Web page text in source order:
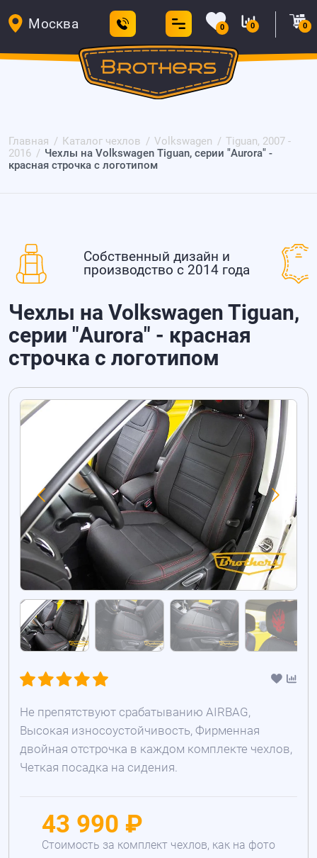
Москва 0 0 0
Главная Каталог чехлов Volkswagen
Tiguan, 2007 -
2016
Чехлы на Volkswagen Tiguan, серии "Aurora" -
красная строчка с логотипом
Собственный дизайн и
производство с 2014 года
Чехлы на Volkswagen Tiguan,
серии "Aurora" - красная
строчка с логотипом
Не препятствуют срабатыванию AIRBAG,
Высокая износоустойчивость, Фирменная
двойная отстрочка в каждом комплекте чехлов,
Четкая посадка на сидения.
43 990 ₽
Стоимость за комплект чехлов, как на фото